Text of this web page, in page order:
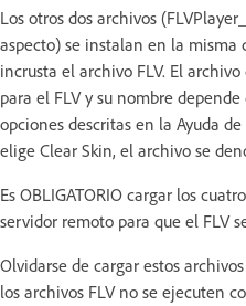
Los otros dos archivos
aspecto) se instalan en la misma
incrusta el archivo FLV. El
para el FLV y su nombre
opciones descritas en la Ayuda
elige Clear Skin, el archivo se
Es OBLIGATORIO cargar los
servidor remoto para que el FLV
Olvidarse de cargar estos
los archivos FLV no se ejecuten